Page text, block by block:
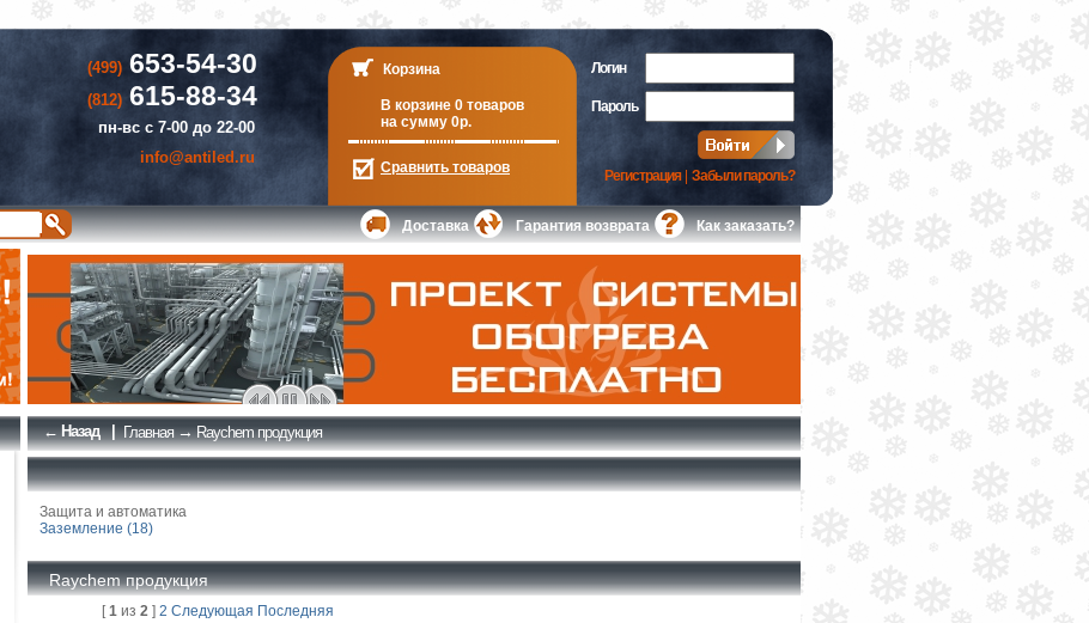
(499)653-54-30
(812)615-88-34
пн-вс с 7-00 до 22-00
info@antiled.ru
Корзина
В корзине 0 товаров
на сумму 0р.
Сравнить товаров
Логин
Пароль
Регистрация| Забыли пароль?
Доставка Гарантия возврата Как заказать?
← Назад | Главная→Raychem продукция
Защита и автоматика
Заземление (18)
Raychem продукция
[1из 2] 2 Следующая Последняя